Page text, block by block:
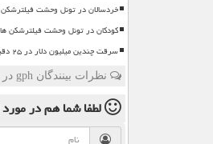
خردسالان در تونل وحشت
کودکان در تونل وحشت فیلترشکن ها
سرقت چندین میلیون دلار در ۲۵ دقیقه
نظرات بینندگان gph در مورد این مطلب
لطفا شما همدر